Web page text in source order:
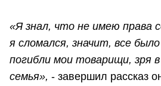
«Я знал, что не имею права
я сломался, значит, все
погибли мои товарищи, зря
семья», - завершил рассказ